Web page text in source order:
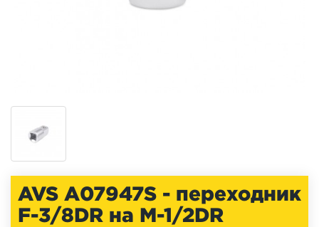
AVS A07947S - переходник
F-3/8DR на M-1/2DR